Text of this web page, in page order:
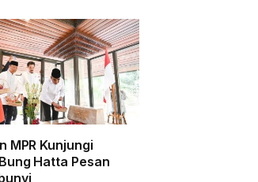
MPR Kunjungi
Hatta Pesan